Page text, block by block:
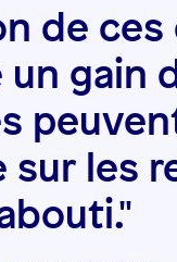
de
gain
sur les